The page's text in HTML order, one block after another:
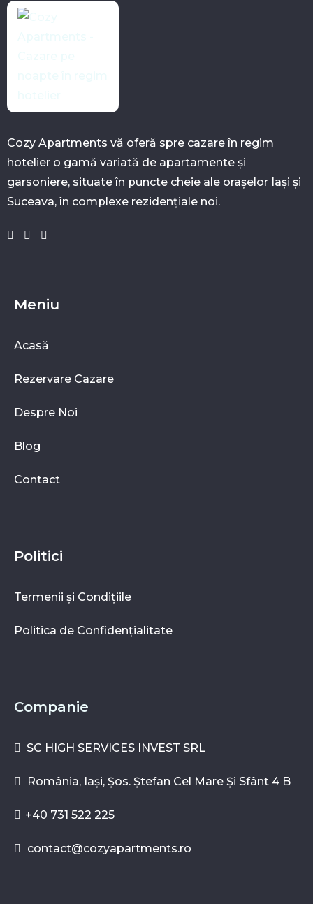
Cozy Apartments vă oferă spre cazare în regim
hotelier o gamă variată de apartamente și
garsoniere, situate în puncte cheie ale orașelor Iași și
Suceava, în complexe rezidențiale noi.
Meniu
Acasă
Rezervare Cazare
Despre Noi
Blog
Contact
Politici
Termenii și Condițiile
Politica de Confidențialitate
Companie
SC HIGH SERVICES INVEST SRL
România, Iași, Șos. Ștefan Cel Mare Și Sfânt 4 B
+40 731 522 225
contact@cozyapartments.ro
Dată Check-in: Dată Check-out:
Persoane: